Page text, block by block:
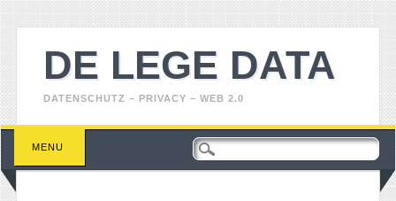
DE LEGE DATA
DATENSCHUTZ – PRIVACY – WEB 2.0
Main menu
Skip
content
MENU